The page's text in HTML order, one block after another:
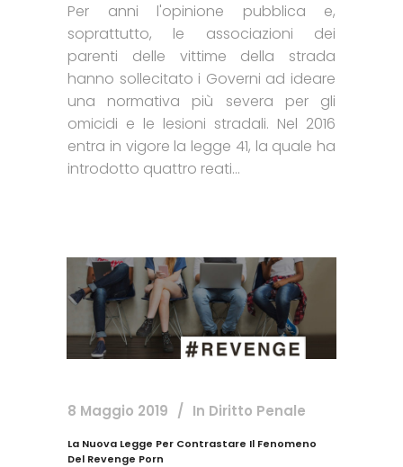
Per anni l'opinione pubblica e,
soprattutto, le associazioni dei
parenti delle vittime della strada
hanno sollecitato i Governi ad ideare
una normativa più severa per gli
omicidi e le lesioni stradali. Nel 2016
entra in vigore la legge 41, la quale ha
introdotto quattro reati...
8 Maggio 2019 In Diritto Penale
La Nuova Legge Per Contrastare Il Fenomeno
Del Revenge Porn